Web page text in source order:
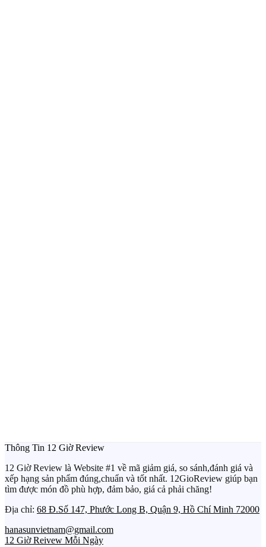
Thông Tin 12 Giờ Review
12 Giờ Review là Website #1 về mã giảm giá, so sánh,đánh giá và
xếp hạng sản phẩm đúng,chuẩn và tốt nhất. 12GioReview giúp bạn
tìm được món đồ phù hợp, đảm bảo, giá cả phải chăng!
Địa chỉ: 68 Đ.Số 147, Phước Long B, Quận 9, Hồ Chí Minh 72000
hanasunvietnam@gmail.com
12 Giờ Reivew Mỗi Ngày